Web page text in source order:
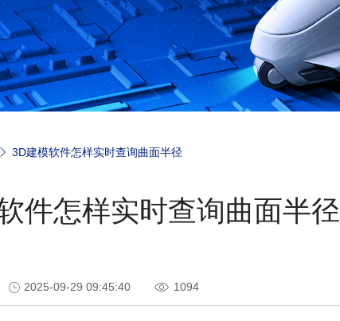
3D建模软件怎样实时查询曲面半径
件怎样实时查询曲面半径
2025-09-29 09:45:40 1094